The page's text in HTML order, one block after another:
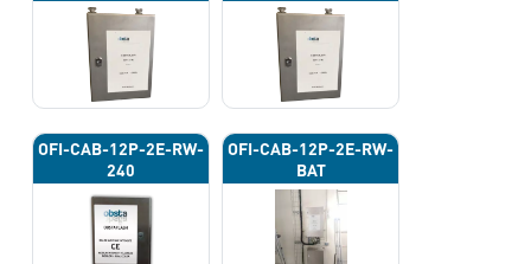
OFI-CAB-12P-2E-RW-
240
OFI-CAB-12P-2E-RW-
BAT